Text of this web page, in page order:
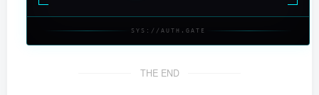
SYS://AUTH.GATE
THE END